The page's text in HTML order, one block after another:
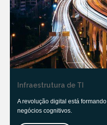
Infraestrutura de TI
A revolução digital está
negócios cognitivos.